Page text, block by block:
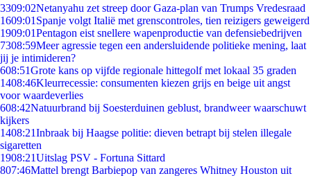
3309:02Netanyahu zet streep door Gaza-plan van Trumps Vredesraad
1609:01 Spanje volgt Italië met grenscontroles, tien reizigers geweigerd
1909:01Pentagon eist snellere wapenproductie van defensiebedrijven
7308:59Meer agressie tegen een andersluidende politieke mening, laat
jij je intimideren?
608:51Grote kans op vijfde regionale hittegolf met lokaal 35 graden
1408:46Kleurrecessie: consumenten kiezen grijs en beige uit angst
voor waardeverlies
608:42Natuurbrand bij Soesterduinen geblust, brandweer waarschuwt
kijkers
1408:21Inbraak bij Haagse politie: dieven betrapt bij stelen illegale
sigaretten
1908:21Uitslag PSV - Fortuna Sittard
807:46Mattel brengt Barbiepop van zangeres Whitney Houston uit